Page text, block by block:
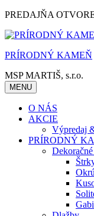
Skip
content
PREDAJŇA
PRÍRODNÝ KAMEŇ
MSP MARTIŠ, s.r.o.
MENU
O NÁS
AKCIE
Výpredaj
PRÍRODNÝ